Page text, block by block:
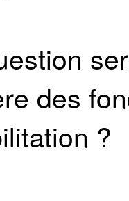
des
?